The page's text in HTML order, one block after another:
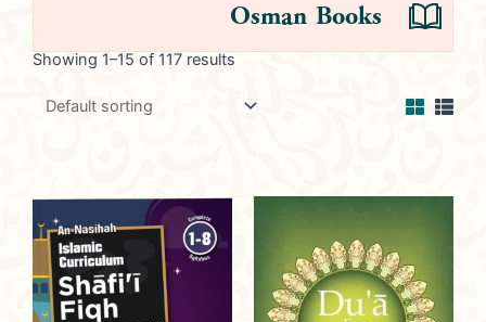
Osman Books
Showing 1–15 of 117 results